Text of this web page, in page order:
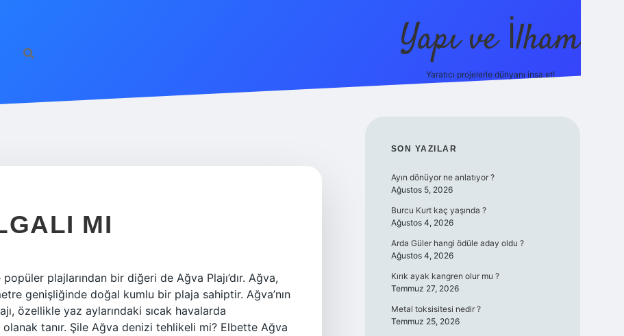
Yapı ve İlham
Yaratıcı projelerle dünyanı inşa et!
MI
plajlarından bir diğeri de Ağva Plajı’dır. Ağva,
genişliğinde doğal kumlu bir plaja sahiptir. Ağva’nın
özellikle yaz aylarındaki sıcak havalarda
olanak tanır. Şile Ağva denizi tehlikeli mi? Elbette Ağva
SIDEBAR
SON YAZILAR
Ayın dönüyor ne anlatıyor ?
Ağustos 5, 2026
Burcu Kurt kaç yaşında ?
Ağustos 4, 2026
Arda Güler hangi ödüle aday oldu ?
Ağustos 4, 2026
Kırık ayak kangren olur mu ?
Temmuz 27, 2026
Metal toksisitesi nedir ?
Temmuz 25, 2026